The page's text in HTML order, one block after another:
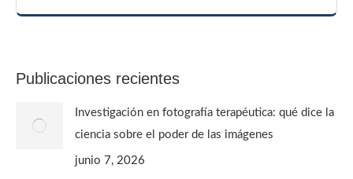
Publicaciones recientes
Investigación en fotografía terapéutica: qué dice la
ciencia sobre el poder de las imágenes
junio 7, 2026